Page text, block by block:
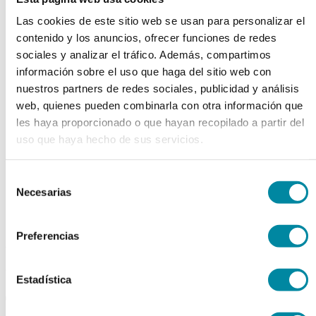
Las cookies de este sitio web se usan para personalizar el
contenido y los anuncios, ofrecer funciones de redes
sociales y analizar el tráfico. Además, compartimos
información sobre el uso que haga del sitio web con
nuestros partners de redes sociales, publicidad y análisis
web, quienes pueden combinarla con otra información que
les haya proporcionado o que hayan recopilado a partir del
uso que haya hecho de sus servicios.
Necesarias
Preferencias
Estadística
chevron_left chevron_right